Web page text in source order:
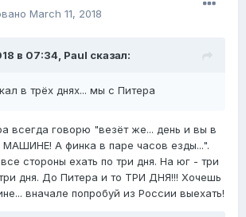
March 11, 2018
в 07:34, Paul сказал:
в трёх днях... мы с Питера
всегда говорю "везёт же... день и вы в
А финка в паре часов езды...".
стороны ехать по три дня. На юг - три
дня. До Питера и то ТРИ ДНЯ!!! Хочешь
вначале попробуй из России выехать!